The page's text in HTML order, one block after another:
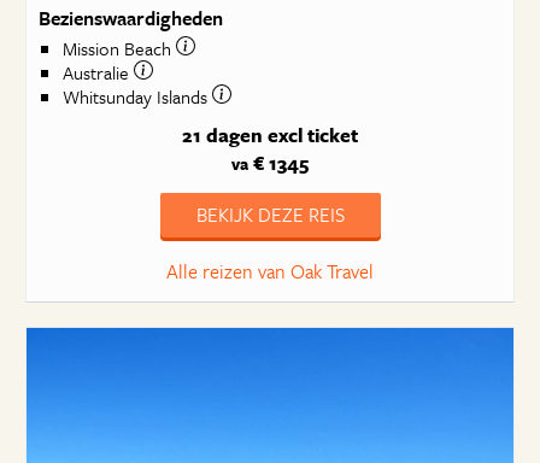
Bezienswaardigheden
Mission Beach
Australie
Whitsunday Islands
21 dagen excl ticket
va € 1345
BEKIJK DEZE REIS
Alle reizen van Oak Travel